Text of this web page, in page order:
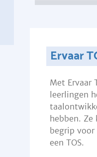
Ervaar
Met Ervaar
leerlingen
hebben. Ze
begrip voor
een TOS.